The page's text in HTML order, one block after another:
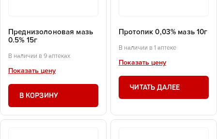
Преднизолоновая мазь
0.5% 15г
В наличии в 9 аптеках
Показать цену
В КОРЗИНУ
Протопик 0,03% мазь 10г
В наличии в 1 аптеке
Показать цену
ЧИТАТЬ ДАЛЕЕ